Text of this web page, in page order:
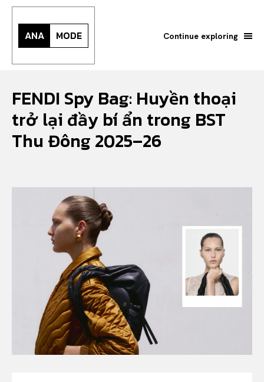
Search your query...
Or continue exploring...
INTELLIGENCE
FASHION INDUSTRY
BEAUTY UNIVERSE
PORTRAITS
ENTERTAINMENT
ANA MODE Continue exploring
FENDI Spy Bag: Huyền thoại
trở lại đầy bí ẩn trong BST
Thu Đông 2025–26